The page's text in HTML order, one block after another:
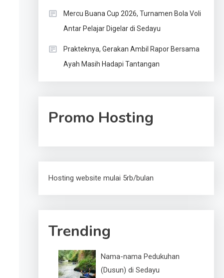
Mercu Buana Cup 2026, Turnamen Bola Voli
Antar Pelajar Digelar di Sedayu
Prakteknya, Gerakan Ambil Rapor Bersama
Ayah Masih Hadapi Tantangan
Promo Hosting
Hosting website mulai 5rb/bulan
Trending
Nama-nama Pedukuhan
(Dusun) di Sedayu